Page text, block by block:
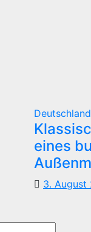
Deutschland
eines
3. August